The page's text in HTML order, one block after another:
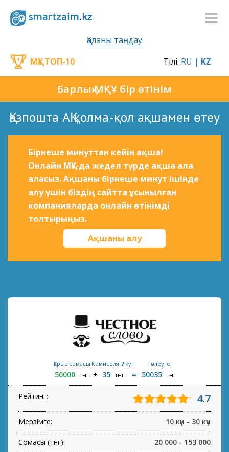
Қаланы таңдау
Барлық МҚҰ бір өтінім
МҚҰ ТОП-10 Тілі: RU | KZ
Қазпошта АҚ қолма-қол ақшамен өтеу
Бірнеше минуттан кейін ақша!
Онлайн МҚҰ-да жедел түрде ақша ала
аласыз. Ақшаны бірнеше минут ішінде
алу үшін біздің сайтта ұсынылған
компанияларда онлайн өтінімді
толтырыңыз.
Ақшаны алу
Қарыз сомасы
50000 тнг
Комиссия 7күн
35 тнг
Төлеуге
50035 тнг
Рейтинг: 4.7
Мерзімге: 10 күн - 30 күн
Сомасы (тнг): 20 000 - 153 000